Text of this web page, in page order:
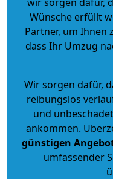
Wünsche erfüllt
Partner, um Ihnen
dass Ihr Umzug
Wir sorgen dafür,
reibungslos
und
ankommen.
günstigen
umfassender